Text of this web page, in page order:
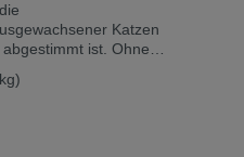
Katzen
ist. Ohne
Fett,
hydrolysierte